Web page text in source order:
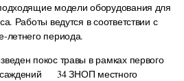
модели оборудования для
Работы ведутся в соответствии с
летнего периода.
покос травы в рамках первого
34 ЗНОП местного